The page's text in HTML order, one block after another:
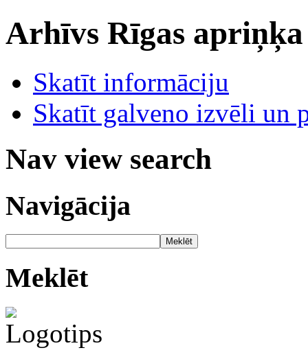
Arhīvs Rīgas
Skatīt informāciju
Skatīt galveno izvēli un
Nav view search
Navigācija
Meklēt
Meklēt